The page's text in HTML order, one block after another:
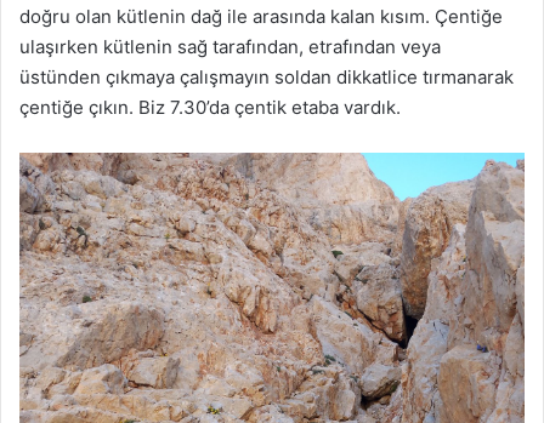
doğru olan kütlenin dağ ile arasında kalan kısım. Çentiğe
ulaşırken kütlenin sağ tarafından, etrafından veya
üstünden çıkmaya çalışmayın soldan dikkatlice tırmanarak
çentiğe çıkın. Biz 7.30’da çentik etaba vardık.